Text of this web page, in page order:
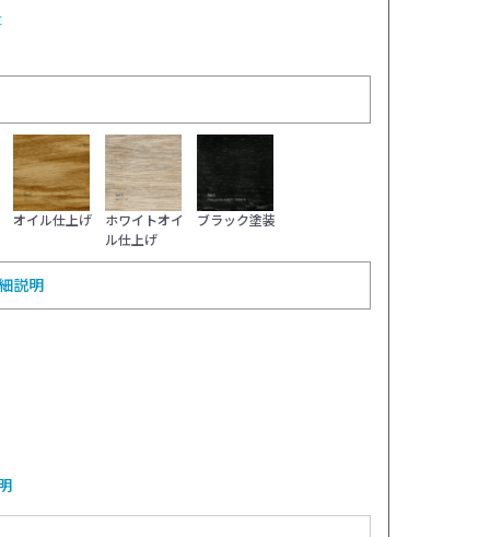
オイル仕上げ
ホワイトオイ
ル仕上げ
ブラック塗装
説明
パーコード